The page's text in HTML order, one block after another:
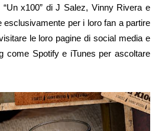
x100” di J Salez, Vinny Rivera e
esclusivamente per i loro fan a partire
le loro pagine di social media e
come Spotify e iTunes per ascoltare